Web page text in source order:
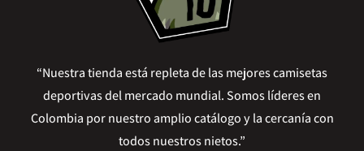
“Nuestra tienda está repleta de las mejores camisetas
deportivas del mercado mundial. Somos líderes en
Colombia por nuestro amplio catálogo y la cercanía con
todos nuestros nietos.”